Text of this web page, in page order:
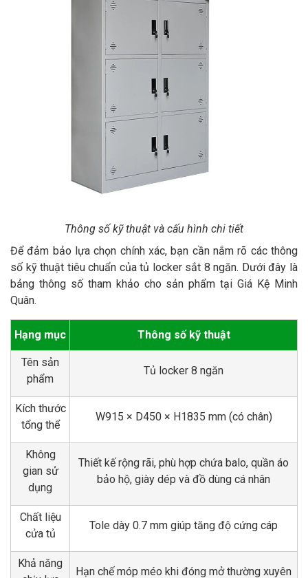
Thông số kỹ thuật và cấu hình chi tiết
Để đảm bảo lựa chọn chính xác, bạn cần nắm rõ các thông
số kỹ thuật tiêu chuẩn của tủ locker sắt 8 ngăn. Dưới đây là
bảng thông số tham khảo cho sản phẩm tại Giá Kệ Minh
Quân.
Hạng mục Thông số kỹ thuật
Tên sản
phẩm
Tủ locker 8 ngăn
Kích thước
tổng thể
W915 × D450 × H1835 mm (có chân)
Không
gian sử
dụng
Thiết kế rộng rãi, phù hợp chứa balo, quần áo
bảo hộ, giày dép và đồ dùng cá nhân
Chất liệu
cửa tủ
Tole dày 0.7 mm giúp tăng độ cứng cáp
Khả năng
Hạn chế móp méo khi đóng mở thường xuyên